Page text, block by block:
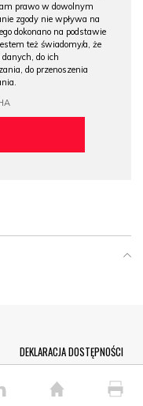
prawo w dowolnym
zgody nie wpływa na
dokonano na podstawie
też świadomy/a, że
do ich
do przenoszenia
DEKLARACJA DOSTĘPNOŚCI